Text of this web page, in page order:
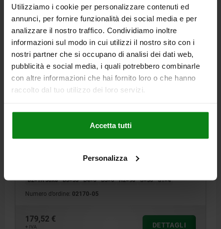
Utilizziamo i cookie per personalizzare contenuti ed
annunci, per fornire funzionalità dei social media e per
analizzare il nostro traffico. Condividiamo inoltre
informazioni sul modo in cui utilizzi il nostro sito con i
nostri partner che si occupano di analisi dei dati web,
pubblicità e social media, i quali potrebbero combinarle
con altre informazioni che hai fornito loro o che hanno
raccolto dal tuo utilizzo dei loro servizi.
Accetta tutti
Personalizza
97,60 €
+ IVA
DETTAGLI
02170
D2=TR 50X8 D3=55 D4=6 D5=6 H2=90 S=30 S1=4
Numero d’ordine: 02170-05
179,52 €
+ IVA
DETTAGLI